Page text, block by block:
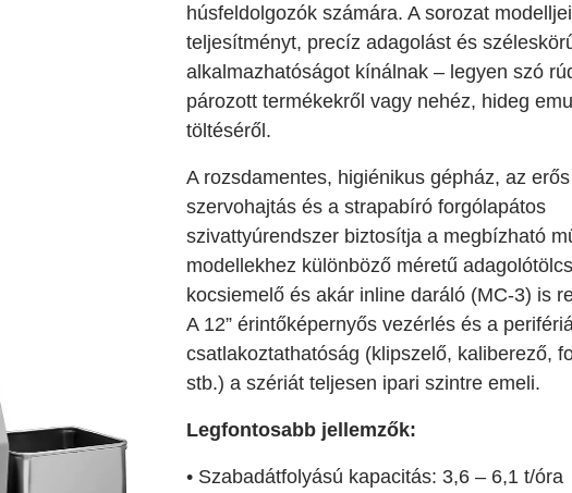
húsfeldolgozók számára. A sorozat
teljesítményt, precíz adagolást és
alkalmazhatóságot kínálnak – legyen szó
pározott termékekről vagy nehéz, hideg
töltéséről.
A rozsdamentes, higiénikus gépház, az erős
szervohajtás és a strapabíró forgólapátos
szivattyúrendszer biztosítja a megbízható
modellekhez különböző méretű
kocsiemelő és akár inline daráló (MC-3) is
A 12” érintőképernyős vezérlés és a
csatlakoztathatóság (klipszelő, kaliberező,
stb.) a szériát teljesen ipari szintre emeli.
Legfontosabb jellemzők:
• Szabadátfolyású kapacitás: 3,6 – 6,1 t/óra